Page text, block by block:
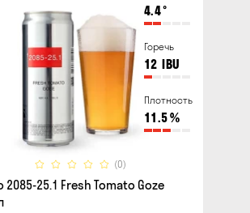
4.4°
Горечь
12 IBU
Плотность
11.5%
(0)
2085-25.1 Fresh Tomato Goze